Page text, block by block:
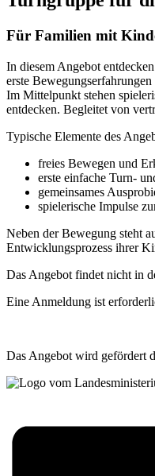
Für Familien mit
In diesem Angebot
erste
Im Mittelpunkt stehen
entdecken. Begleitet von
Typische Elemente des
freies Bewegen und
erste einfache Turn‑
gemeinsames
spielerische Impulse
Neben der Bewegung steht
Entwicklungsprozess ihrer
Das Angebot findet nicht in
Eine Anmeldung ist
Das Angebot wird gefördert